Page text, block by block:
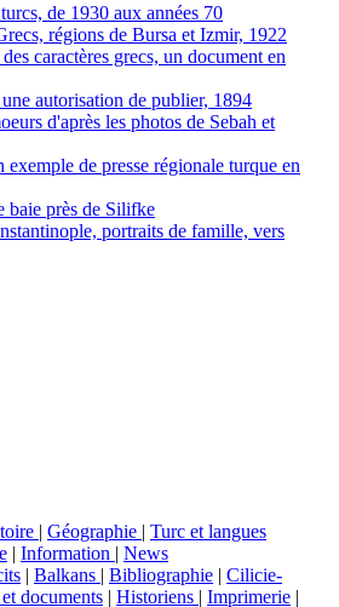
de 1930 aux années 70
régions de Bursa et Izmir, 1922
caractères grecs, un document en
autorisation de publier, 1894
d'après les photos de Sebah et
exemple de presse régionale turque en
baie près de Silifke
portraits de famille, vers
| Géographie | Turc et langues
| Information | News
| Balkans | Bibliographie | Cilicie-
documents | Historiens | Imprimerie |